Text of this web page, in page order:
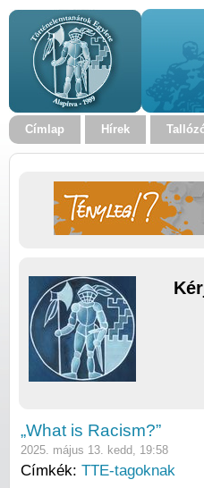
Címlap Hírek
„What is Racism?”
2025. május 13. kedd, 19:58
Címkék: TTE-tagoknak